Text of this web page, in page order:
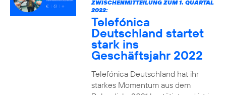
ZWISCHENMITTEILUNG ZUM 1. QUARTAL
2022:
Telefónica
Deutschland startet
stark ins
Geschäftsjahr 2022
Telefónica Deutschland hat ihr
starkes Momentum aus dem